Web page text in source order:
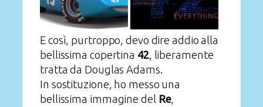
E così, purtroppo, devo dire addio alla
bellissima copertina 42, liberamente
tratta da Douglas Adams.
In sostituzione, ho messo una
bellissima immagine del Re,